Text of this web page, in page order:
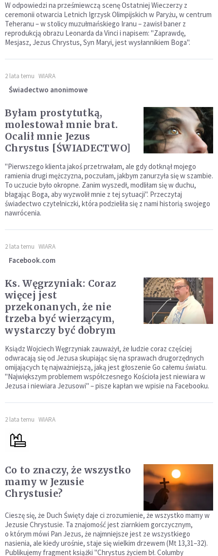
W odpowiedzi na prześmiewczą scenę Ostatniej Wieczerzy z
ceremonii otwarcia Letnich Igrzysk Olimpijskich w Paryżu, w centrum
Teheranu – w stolicy muzułmańskiego Iranu – zawisł baner z
reprodukcją obrazu Leonarda da Vinci i napisem: "Zaprawdę,
Mesjasz, Jezus Chrystus, Syn Maryi, jest wysłannikiem Boga".
2 lata temu WIARA
Świadectwo anonimowe
Byłam prostytutką,
molestował mnie brat.
Ocalił mnie Jezus
Chrystus [ŚWIADECTWO]
"Pierwszego klienta jakoś przetrwałam, ale gdy dotknął mojego
ramienia drugi mężczyzna, poczułam, jakbym zanurzyła się w szambie.
To uczucie było okropne. Zanim wyszedł, modliłam się w duchu,
błagając Boga, aby wyzwolił mnie z tej sytuacji". Przeczytaj
świadectwo czytelniczki, która podzieliła się z nami historią swojego
nawrócenia.
2 lata temu WIARA
Facebook.com
Ks. Węgrzyniak: Coraz
więcej jest
przekonanych, że nie
trzeba być wierzącym,
wystarczy być dobrym
Ksiądz Wojciech Węgrzyniak zauważył, że ludzie coraz częściej
odwracają się od Jezusa skupiając się na sprawach drugorzędnych
omijających tę najważniejszą, jaką jest głoszenie Go całemu światu.
"Największym problemem współczesnego Kościoła jest niewiara w
Jezusa i niewiara Jezusowi" – pisze kapłan we wpisie na Facebooku.
2 lata temu WIARA
Co to znaczy, że wszystko
mamy w Jezusie
Chrystusie?
Cieszę się, że Duch Święty daje ci zrozumienie, że wszystko mamy w
Jezusie Chrystusie. Ta znajomość jest ziarnkiem gorczycznym,
o którym mówi Pan Jezus, że najmniejsze jest ze wszystkiego
nasienia, ale kiedy urośnie, staje się wielkim drzewem (Mt 13,31–32).
Publikujemy fragment książki "Chrystus życiem bł. Columby